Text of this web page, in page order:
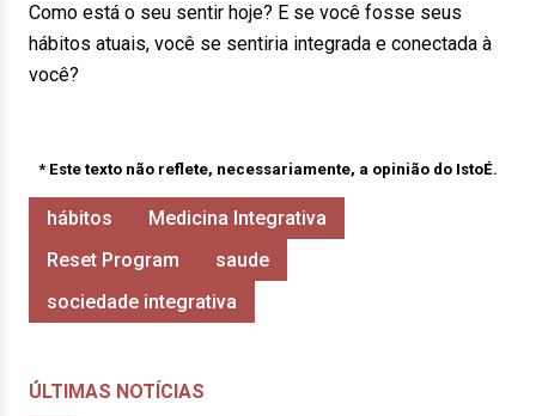
Como está o seu sentir hoje? E se você fosse seus
hábitos atuais, você se sentiria integrada e conectada à
você?
* Este texto não reflete, necessariamente, a opinião do IstoÉ.
hábitos
Medicina Integrativa
Reset Program
saude
sociedade integrativa